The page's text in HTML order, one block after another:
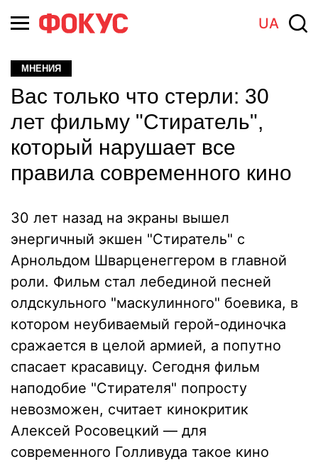
UA
МНЕНИЯ
Вас только что стерли: 30
лет фильму "Стиратель",
который нарушает все
правила современного кино
30 лет назад на экраны вышел
энергичный экшен "Стиратель" с
Арнольдом Шварценеггером в главной
роли. Фильм стал лебединой песней
олдскульного "маскулинного" боевика, в
котором неубиваемый герой-одиночка
сражается в целой армией, а попутно
спасает красавицу. Сегодня фильм
наподобие "Стирателя" попросту
невозможен, считает кинокритик
Алексей Росовецкий — для
современного Голливуда такое кино